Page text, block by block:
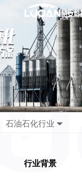
石油石化行业
行业背景